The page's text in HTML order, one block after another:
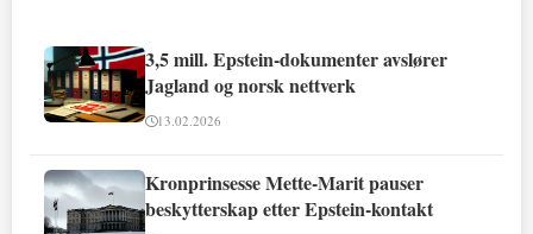
3,5 mill. Epstein-dokumenter avslører
Jagland og norsk nettverk
13.02.2026
Kronprinsesse Mette-Marit pauser
beskytterskap etter Epstein-kontakt